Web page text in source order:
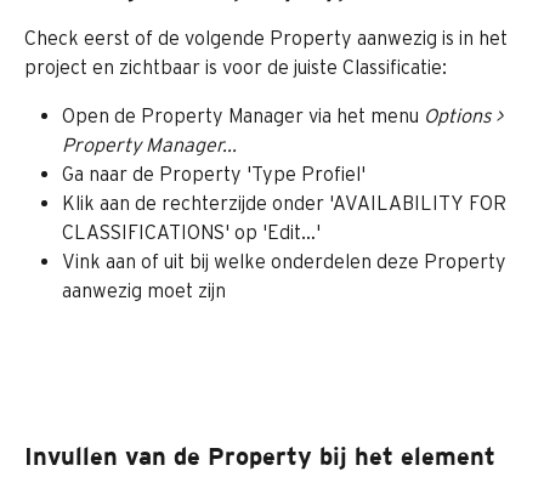
Check eerst of de volgende Property aanwezig is in het
project en zichtbaar is voor de juiste Classificatie:
Open de Property Manager via het menu Options >
Property Manager...
Ga naar de Property 'Type Profiel'
Klik aan de rechterzijde onder 'AVAILABILITY FOR
CLASSIFICATIONS' op 'Edit…'
Vink aan of uit bij welke onderdelen deze Property
aanwezig moet zijn
Invullen van de Property bij het element